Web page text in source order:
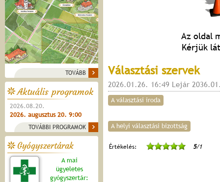
TOVÁBB
Aktuális programok
2026.08.20.
2026. augusztus 20. 9:00
TOVÁBBI PROGRAMOK
Gyógyszertárak
A mai
ügyeletes
gyógyszertár:
Az oldal
Kérjük
Választási szervek
2026.01.26. 16:49 Lejár
A választási iroda
A helyi választási bizottság
Értékelés: 5/1